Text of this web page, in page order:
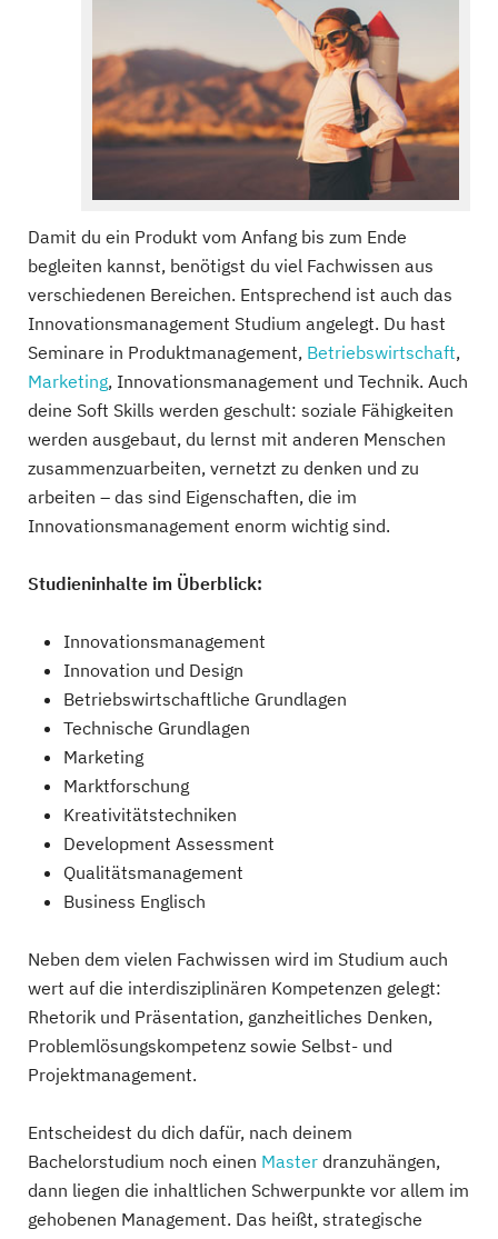
Damit du ein Produkt vom Anfang bis zum Ende
begleiten kannst, benötigst du viel Fachwissen aus
verschiedenen Bereichen. Entsprechend ist auch das
Innovationsmanagement Studium angelegt. Du hast
Seminare in Produktmanagement, Betriebswirtschaft,
Marketing, Innovationsmanagement und Technik. Auch
deine Soft Skills werden geschult: soziale Fähigkeiten
werden ausgebaut, du lernst mit anderen Menschen
zusammenzuarbeiten, vernetzt zu denken und zu
arbeiten – das sind Eigenschaften, die im
Innovationsmanagement enorm wichtig sind.
Studieninhalte im Überblick:
Innovationsmanagement
Innovation und Design
Betriebswirtschaftliche Grundlagen
Technische Grundlagen
Marketing
Marktforschung
Kreativitätstechniken
Development Assessment
Qualitätsmanagement
Business Englisch
Neben dem vielen Fachwissen wird im Studium auch
wert auf die interdisziplinären Kompetenzen gelegt:
Rhetorik und Präsentation, ganzheitliches Denken,
Problemlösungskompetenz sowie Selbst- und
Projektmanagement.
Entscheidest du dich dafür, nach deinem
Bachelorstudium noch einen Master dranzuhängen,
dann liegen die inhaltlichen Schwerpunkte vor allem im
gehobenen Management. Das heißt, strategische